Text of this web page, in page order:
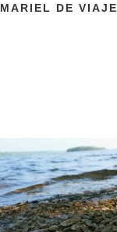
MARIEL DE VIAJE